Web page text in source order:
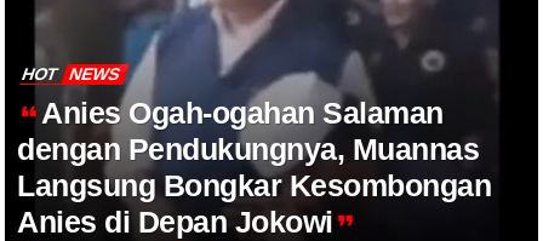
HOT NEWS
Anies Ogah-ogahan Salaman
dengan Pendukungnya, Muannas
Langsung Bongkar Kesombongan
Anies di Depan Jokowi